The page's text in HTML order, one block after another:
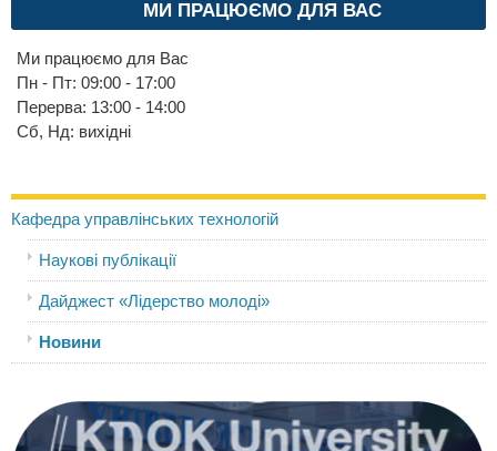
МИ ПРАЦЮЄМО ДЛЯ ВАС
Ми працюємо для Вас
Пн - Пт: 09:00 - 17:00
Перерва: 13:00 - 14:00
Сб, Нд: вихідні
Кафедра управлінських технологій
Наукові публікації
Дайджест «Лідерство молоді»
Новини